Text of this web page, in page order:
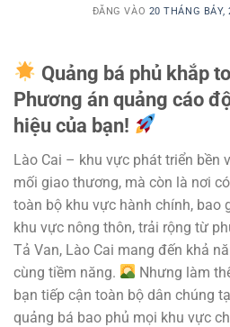
ĐĂNG VÀO 20 THÁNG BẢY,
Quảng bá phủ khắp
Phương án quảng cáo
hiệu của bạn!
Lào Cai – khu vực phát triển bền
mối giao thương, mà còn là nơi
toàn bộ khu vực hành chính, bao
khu vực nông thôn, trải rộng từ
Tả Van, Lào Cai mang đến khả
cùng tiềm năng.
Nhưng làm
bạn tiếp cận toàn bộ dân chúng
quảng bá bao phủ mọi khu vực